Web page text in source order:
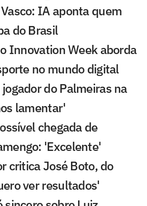
IA aponta quem
do Brasil
Innovation Week aborda
no mundo digital
do Palmeiras na
lamentar'
chegada de
'Excelente'
critica José Boto, do
ver resultados'